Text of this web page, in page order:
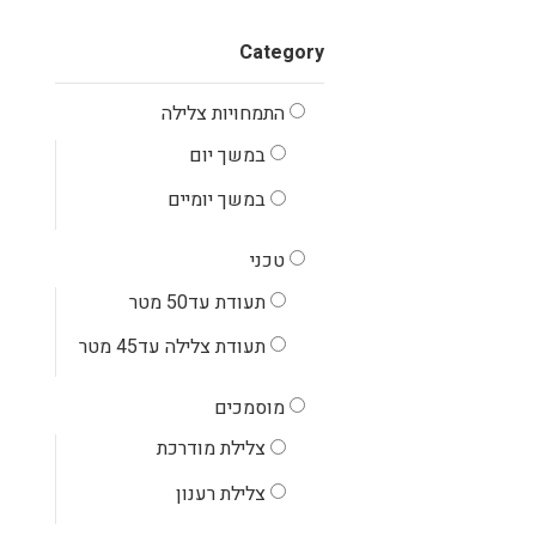
Category
התמחויות צלילה
במשך יום
במשך יומיים
טכני
תעודת עד50 מטר
תעודת צלילה עד45 מטר
‏מוסמכים
צלילת מודרכת
צלילת רענון